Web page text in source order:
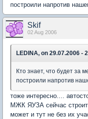
построили напротив
Skif
02 Aug 2006
LEDINA, on 29.07.2006 -
Кто знает, что будет за
построили напротив
тоже интересно....
МЖК ЯУЗА сейчас
может и тут не без их